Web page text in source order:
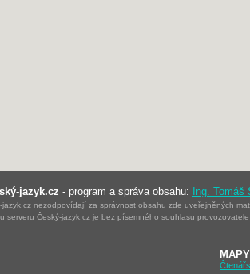
jazyk.cz - program a správa obsahu: Ing. Tomáš
jazyk.cz nezodpovídají za správnost obsahu zde uveřejněných
serveru Český-jazyk.cz je bez písemného souhlasu